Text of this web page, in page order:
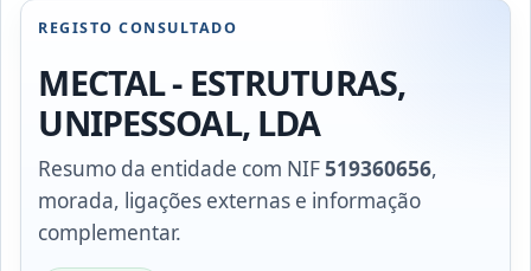
REGISTO CONSULTADO
MECTAL - ESTRUTURAS,
UNIPESSOAL, LDA
Resumo da entidade com NIF519360656,
morada, ligações externas e informação
complementar.